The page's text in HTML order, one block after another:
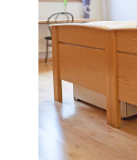
Tagungsräume
Gästezimmer
Verpflegung